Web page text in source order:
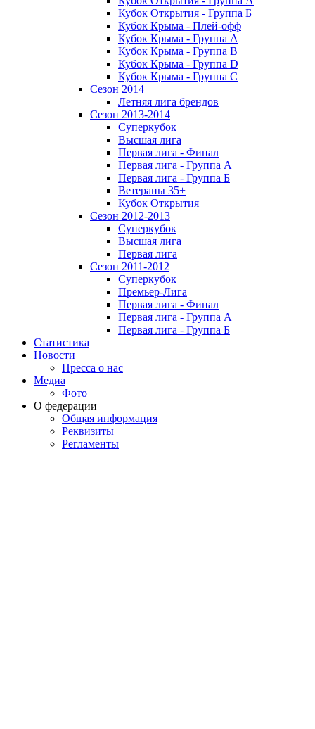
Кубок Открытия - Группа Б
Кубок Крыма - Плей-офф
Кубок Крыма - Группа A
Кубок Крыма - Группа B
Кубок Крыма - Группа D
Кубок Крыма - Группа C
Сезон 2014
Летняя лига брендов
Сезон 2013-2014
Суперкубок
Высшая лига
Первая лига - Финал
Первая лига - Группа А
Первая лига - Группа Б
Ветераны 35+
Кубок Открытия
Сезон 2012-2013
Суперкубок
Высшая лига
Первая лига
Сезон 2011-2012
Суперкубок
Премьер-Лига
Первая лига - Финал
Первая лига - Группа А
Первая лига - Группа Б
Статистика
Новости
Пресса о нас
Медиа
Фото
О федерации
Общая информация
Реквизиты
Регламенты